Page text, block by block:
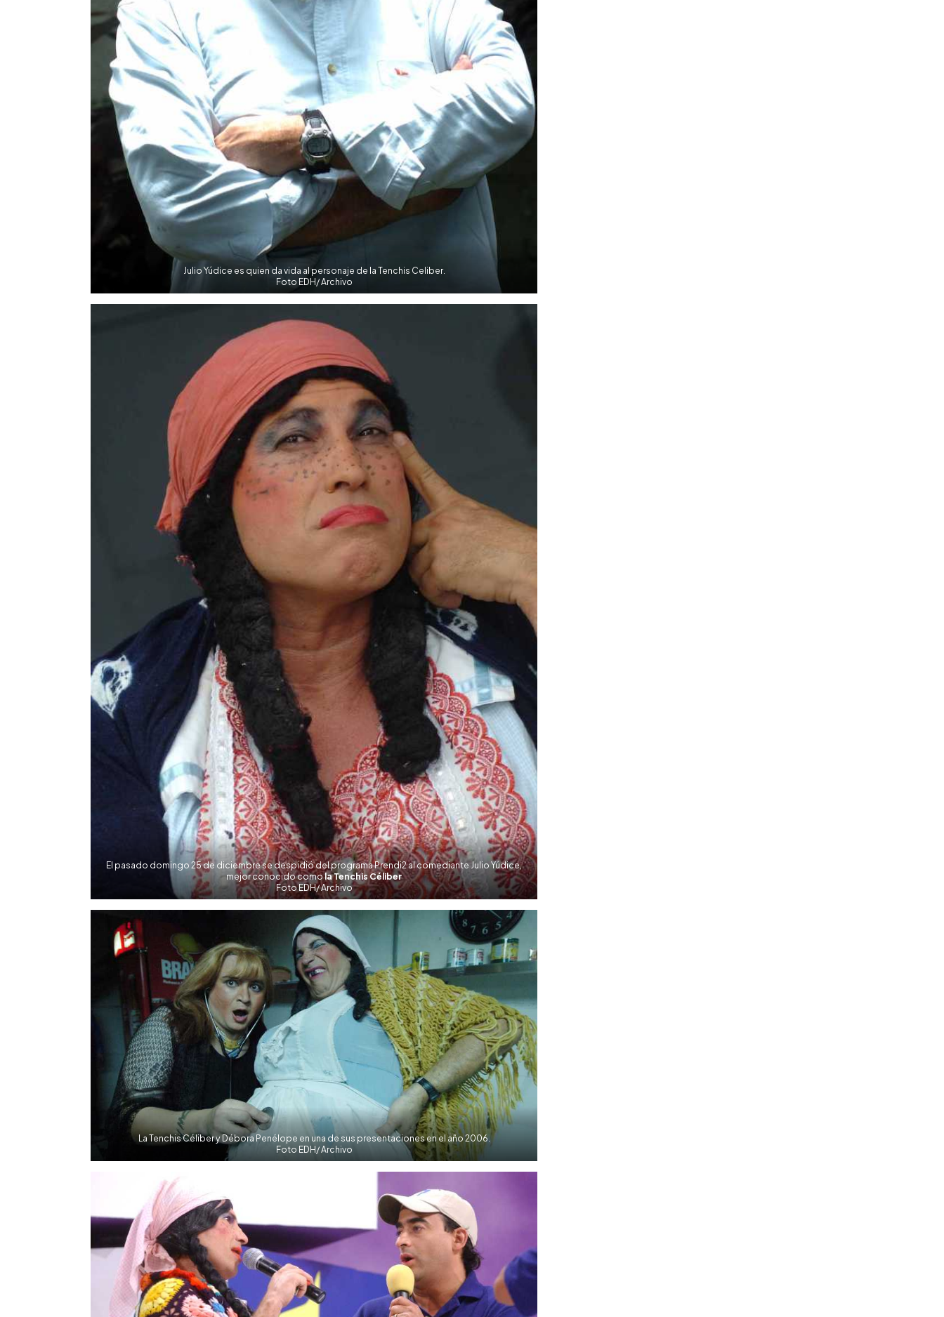
Julio Yúdice es quien da vida al personaje de la Tenchis Celiber.
Foto EDH/ Archivo
El pasado domingo 25 de diciembre se despidió del programa Prendi2 al comediante Julio Yúdice,
mejor conocido comola Tenchis Céliber
Foto EDH/ Archivo
La Tenchis Céliber y Débora Penélope en una de sus presentaciones en el año 2006.
Foto EDH/ Archivo